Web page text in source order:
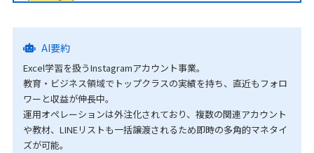
AI要約
Excel学習を扱うInstagramアカウント事業。
教育・ビジネス領域でトップクラスの実績を持ち、直近もフォロ
ワーと収益が伸長中。
運用オペレーションは外注化されており、複数の関連アカウント
や教材、LINEリストも一括譲渡されるため即時の多角的マネタイ
ズが可能。